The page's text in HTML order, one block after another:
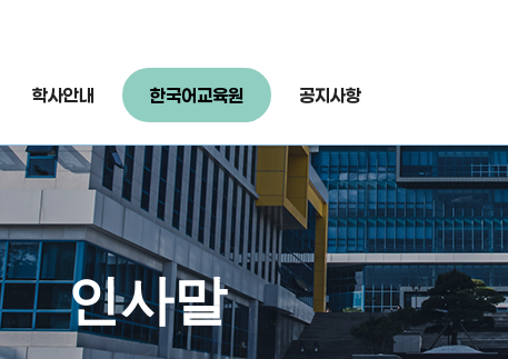
학사안내 한국어교육원 공지사항
인사말